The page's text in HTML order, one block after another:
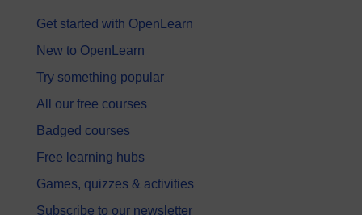
Get started with OpenLearn
New to OpenLearn
Try something popular
All our free courses
Badged courses
Free learning hubs
Games, quizzes & activities
Subscribe to our newsletter